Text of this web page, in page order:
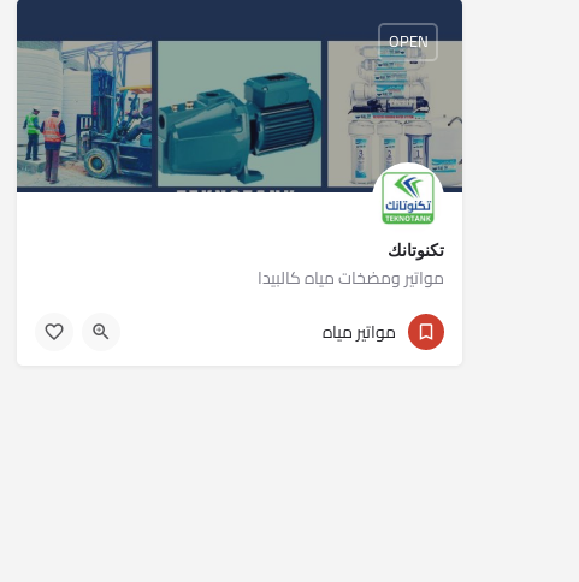
تكنوتانك
مواتير ومضخات مياه كالبيدا
01023430301
OPEN
مواتير مياه